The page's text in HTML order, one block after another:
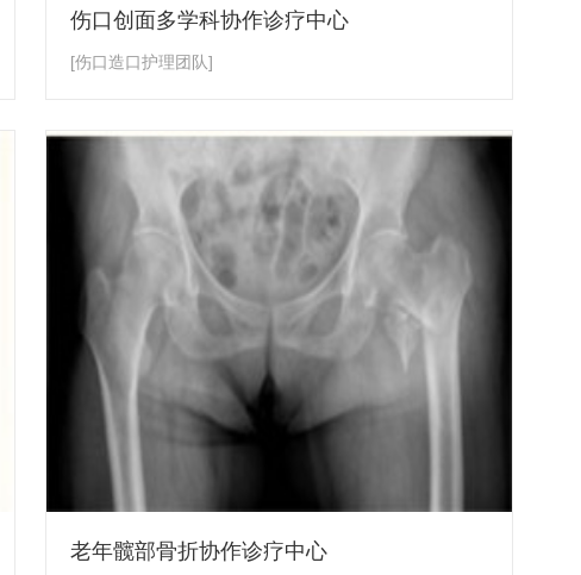
伤口创面多学科协作诊疗中心
[伤口造口护理团队]
老年髋部骨折协作诊疗中心